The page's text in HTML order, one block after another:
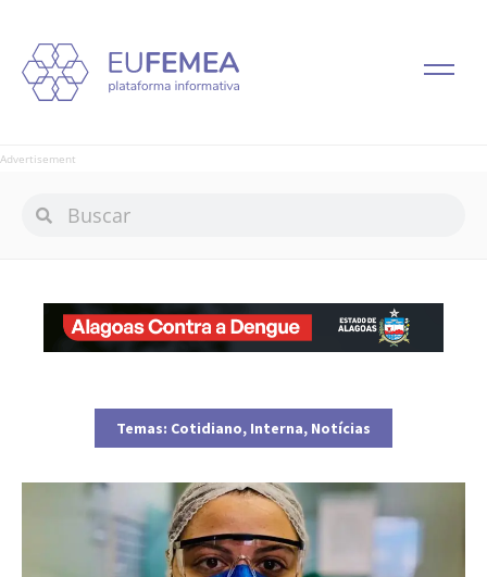
Advertisement
Temas: Cotidiano, Interna, Notícias